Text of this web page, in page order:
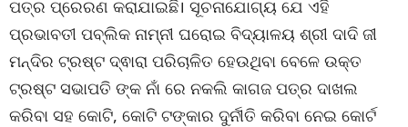
ପତ୍ର ପ୍ରେରଣ କରାଯାଇଛି। ସୂଚନାଯୋଗ୍ୟ ଯେ ଏହି
ପ୍ରଭାବତୀ ପବ୍ଲିକ ନାମ୍ନୀ ଘରୋଇ ବିଦ୍ୟାଳୟ ଶ୍ରୀ ଦାଦି ଜୀ
ମନ୍ଦିର ଟ୍ରଷ୍ଟ ଦ୍ଵାରା ପରିଚାଳିତ ହେଉଥିବା ବେଳେ ଉକ୍ତ
ଟ୍ରଷ୍ଟ ସଭାପତି ଙ୍କ ନାଁ ରେ ନକଲି କାଗଜ ପତ୍ର ଦାଖଲ
କରିବା ସହ କୋଟି, କୋଟି ଟଙ୍କାର ଦୁର୍ନୀତି କରିବା ନେଇ କୋର୍ଟ